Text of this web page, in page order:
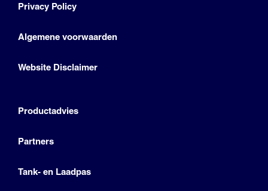
Privacy Policy
Algemene voorwaarden
Website Disclaimer
Productadvies
Partners
Tank- en Laadpas